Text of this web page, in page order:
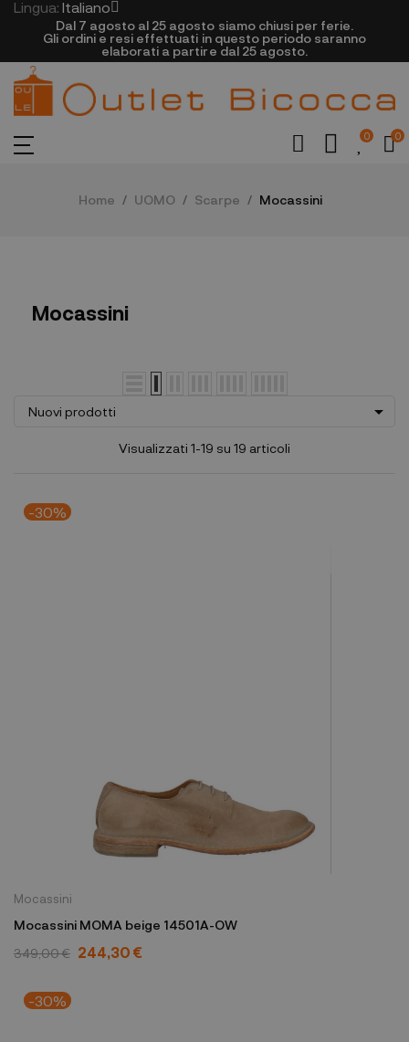
Lingua: Italiano
Dal 7 agosto al 25 agosto siamo chiusi per ferie.
Gli ordini e resi effettuati in questo periodo saranno
elaborati a partire dal 25 agosto.
0 0
Home UOMO Scarpe Mocassini
Mocassini
Nuovi prodotti 
Visualizzati 1-19 su 19 articoli
-30%
Mocassini
Mocassini MOMA beige 14501A-OW
349,00 € 244,30 €
-30%